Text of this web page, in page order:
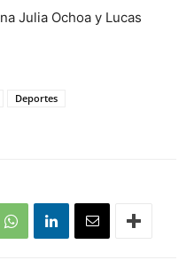
Julia Ochoa y Lucas
Deportes